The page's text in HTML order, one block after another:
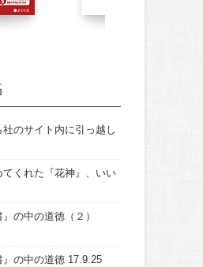
のサイト内に引っ越し
くれた『花神』、いい
』の中の道徳（２）
』の中の道徳 17.9.25